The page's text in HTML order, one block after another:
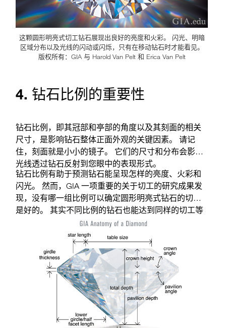
这颗圆形明亮式切工钻石展现出良好的亮度和火彩。 闪光、明暗
区域分布以及光线的闪动或闪烁，只有在移动钻石时才能看见。
版权所有：GIA 与 Harold Van Pelt 和 Erica Van Pelt
4. 钻石比例的重要性
钻石比例，即其冠部和亭部的角度以及其刻面的相关
尺寸，是影响钻石整体正面外观的关键因素。 请记
住，刻面就是小小的镜子。 它们的尺寸和分布会影响
光线透过钻石反射到您眼中的表现形式。
钻石比例有助于预测钻石能呈现怎样的亮度、火彩和
闪光。 然而，GIA 一项重要的关于切工的研究成果发
现，没有哪一组比例可以确定圆形明亮式钻石的切工
是好的。 其实不同比例的钻石也能达到同样的切工等
级。 钻石外观和特性可能各有不同，但仍能对观察者
产生类似的影响。 因此，选购钻石时，您不仅需要看
鉴定报告上的测量值， 还要观察钻石，看看是否是您
的心仪之选。